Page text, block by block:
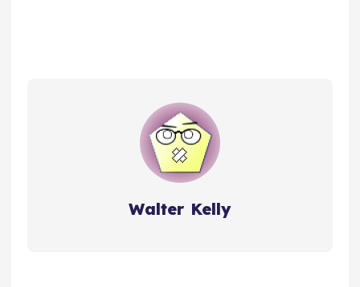
Walter Kelly